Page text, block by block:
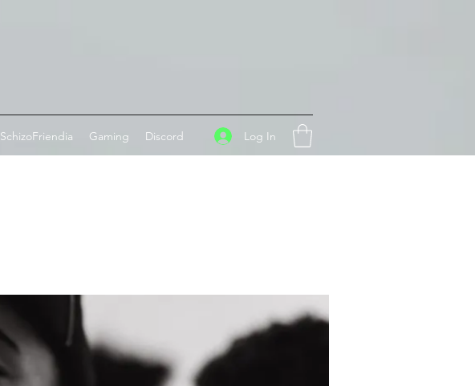
SchizoFriendia Gaming Discord Log In